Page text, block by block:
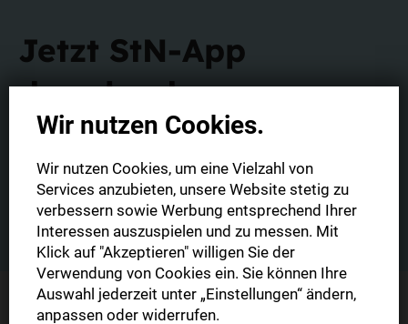
Jetzt StN-App
downloaden
Tablet kostenlos herunter.
Zum Download
Wir nutzen Cookies.
Wir nutzen Cookies, um eine Vielzahl von
Services anzubieten, unsere Website stetig zu
verbessern sowie Werbung entsprechend Ihrer
Interessen auszuspielen und zu messen. Mit
Klick auf "Akzeptieren" willigen Sie der
Verwendung von Cookies ein. Sie können Ihre
Auswahl jederzeit unter „Einstellungen“ ändern,
anpassen oder widerrufen.